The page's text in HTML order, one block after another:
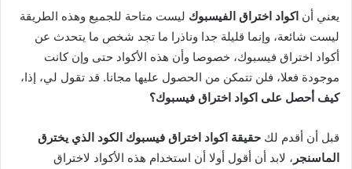
يعني أن اكواد اختراق الفيسبوك ليست متاحة للجميع وهذه الطريقة
ليست شائعة، وإنما قليلة جدا وناذرا ما تجد شخص ما يتحدث عن
أكواد اختراق فيسبوك، خصوصا وأن هذه الأكواد حتى وإن كانت
موجودة فعلا، فلن تتمكن من الحصول عليها مجانا. قد تقول لي، إذا،
كيف أحصل على اكواد اختراق فيسبوك؟
قبل أن أقدم لك حقيقة اكواد اختراق فيسبوك الكود الذي يخترق
الماسنجر ، لابد أن أقول أولا أن استخدام هذه الأكواد لاختراق